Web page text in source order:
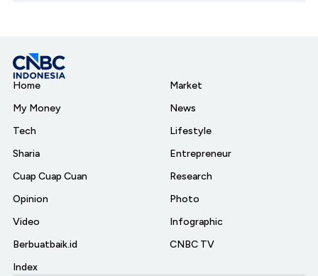
Home
My Money
Tech
Sharia
Cuap Cuap Cuan
Opinion
Video
Berbuatbaik.id
Index
Market
News
Lifestyle
Entrepreneur
Research
Photo
Infographic
CNBC TV